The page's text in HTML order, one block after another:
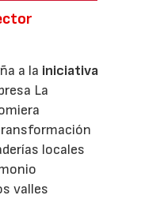
a la iniciativa
La
locales
valles